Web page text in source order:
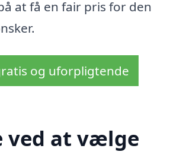
at få en fair pris for den
og uforpligtende
ved at vælge